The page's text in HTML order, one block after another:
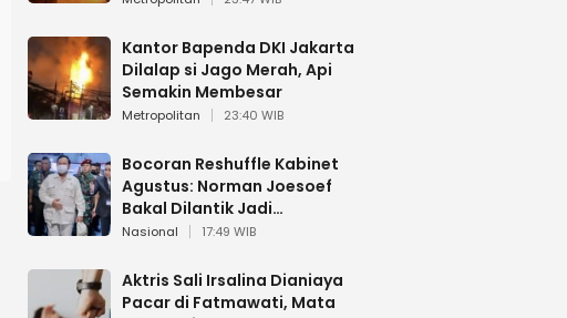
Kantor Bapenda DKI Jakarta
Dilalap si Jago Merah, Api
Semakin Membesar
Metropolitan 23:40 WIB
Bocoran Reshuffle Kabinet
Agustus: Norman Joesoef
Bakal Dilantik Jadi
Wamenhan RI
Nasional 17:49 WIB
Aktris Sali Irsalina Dianiaya
Pacar di Fatmawati, Mata